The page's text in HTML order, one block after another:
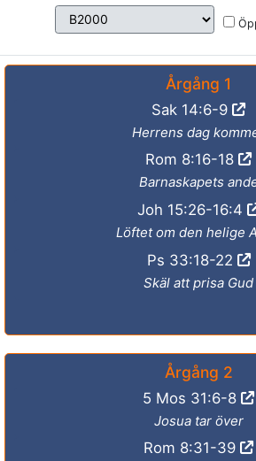
Årgång 1
Sak 14:6-9
Herrens dag
Rom 8:16-18
Barnaskapets
Joh 15:26-16:4
Löftet om den helige
Ps 33:18-22
Skäl att prisa Gud
Årgång 2
5 Mos 31:6-8
Josua tar över
Rom 8:31-39